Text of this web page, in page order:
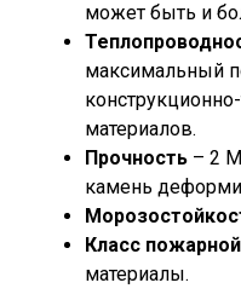
может быть и
максимальный
материалов.
Прочность – 2
камень
Класс
материалы.